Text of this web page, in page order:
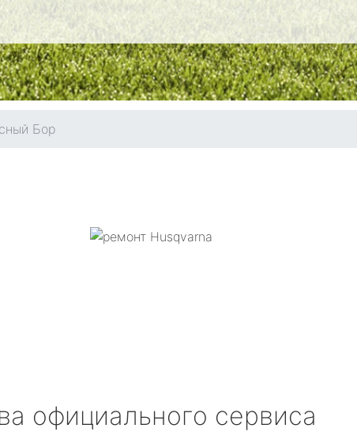
Бор
официального сервиса